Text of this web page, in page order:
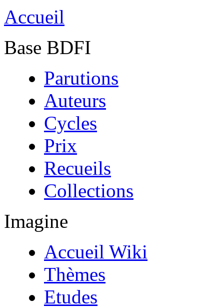
Accueil
Base BDFI
Parutions
Auteurs
Cycles
Prix
Recueils
Collections
Imagine
Accueil Wiki
Thèmes
Etudes